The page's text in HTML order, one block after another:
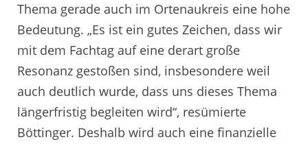
Thema gerade auch im Ortenaukreis eine hohe
Bedeutung. „Es ist ein gutes Zeichen, dass wir
mit dem Fachtag auf eine derart große
Resonanz gestoßen sind, insbesondere weil
auch deutlich wurde, dass uns dieses Thema
längerfristig begleiten wird“, resümierte
Böttinger. Deshalb wird auch eine finanzielle